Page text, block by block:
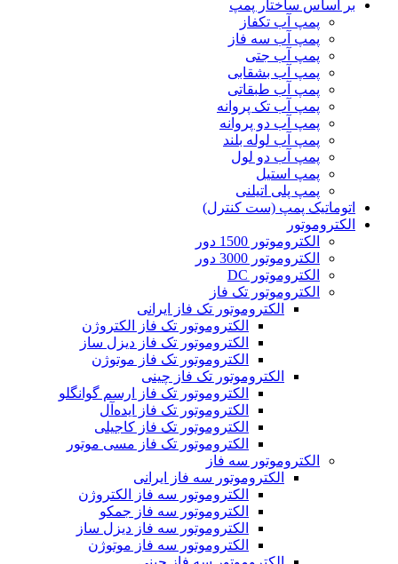
بر اساس ساختار پمپ
پمپ آب تکفاز
پمپ آب سه فاز
پمپ آب جتی
پمپ آب بشقابی
پمپ آب طبقاتی
پمپ آب تک پروانه
پمپ آب دو پروانه
پمپ آب لوله بلند
پمپ آب دو لول
پمپ استیل
پمپ پلی اتیلنی
اتوماتیک پمپ (ست کنترل)
الکتروموتور
الکتروموتور 1500 دور
الکتروموتور 3000 دور
الکتروموتور DC
الکتروموتور تک فاز
الکتروموتور تک فاز ایرانی
الکتروموتور تک فاز الکتروژن
الکتروموتور تک فاز دیزل ساز
الکتروموتور تک فاز موتوژن
الکتروموتور تک فاز چینی
الکتروموتور تک فاز ارسم گوانگلو
الکتروموتور تک فاز ایده‌آل
الکتروموتور تک فاز کاجیلی
الکتروموتور تک فاز مسی موتور
الکتروموتور سه فاز
الکتروموتور سه فاز ایرانی
الکتروموتور سه فاز الکتروژن
الکتروموتور سه فاز جمکو
الکتروموتور سه فاز دیزل ساز
الکتروموتور سه فاز موتوژن